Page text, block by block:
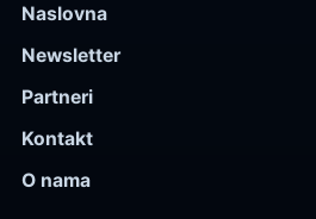
Naslovna
Newsletter
Partneri
Kontakt
O nama